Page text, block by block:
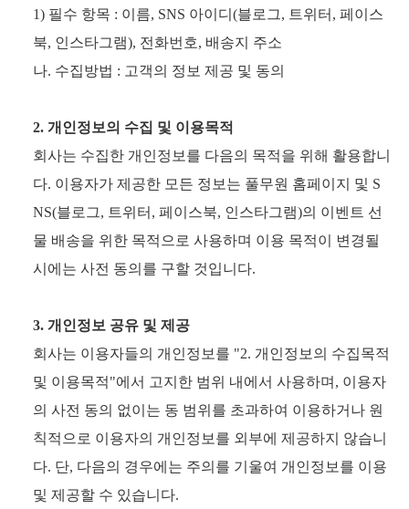
1) 필수 항목 : 이름, SNS 아이디(블로그, 트위터, 페이스
북, 인스타그램), 전화번호, 배송지 주소
나. 수집방법 : 고객의 정보 제공 및 동의
2. 개인정보의 수집 및 이용목적
회사는 수집한 개인정보를 다음의 목적을 위해 활용합니
다. 이용자가 제공한 모든 정보는 풀무원 홈페이지 및 S
NS(블로그, 트위터, 페이스북, 인스타그램)의 이벤트 선
물 배송을 위한 목적으로 사용하며 이용 목적이 변경될
시에는 사전 동의를 구할 것입니다.
3. 개인정보 공유 및 제공
회사는 이용자들의 개인정보를 "2. 개인정보의 수집목적
및 이용목적"에서 고지한 범위 내에서 사용하며, 이용자
의 사전 동의 없이는 동 범위를 초과하여 이용하거나 원
칙적으로 이용자의 개인정보를 외부에 제공하지 않습니
다. 단, 다음의 경우에는 주의를 기울여 개인정보를 이용
및 제공할 수 있습니다.